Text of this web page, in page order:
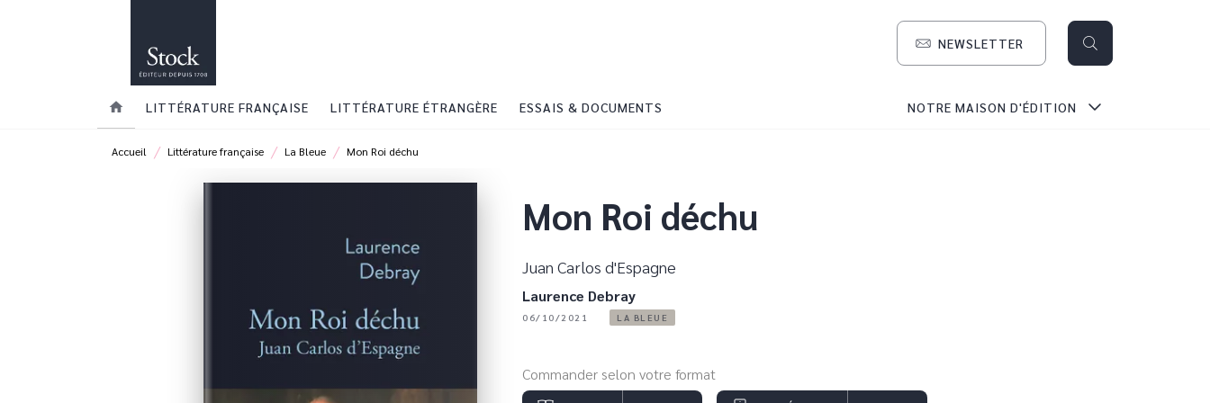
NEWSLETTER
home LITTÉRATURE FRANÇAISE LITTÉRATURE ÉTRANGÈRE ESSAIS & DOCUMENTS NOTRE MAISON D'ÉDITION
Accueil / Littérature française / La Bleue / Mon Roi déchu
Mon Roi déchu
Juan Carlos d'Espagne
Laurence Debray
06/10/2021 LA BLEUE
Commander selon votre format